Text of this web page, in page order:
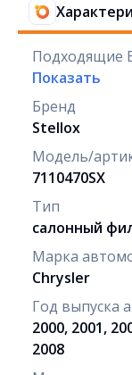
Подходящие
Показать
Бренд
Stellox
Модель/
7110470SX
Тип
салонный
Марка
Chrysler
Год выпуска
2000, 2001,
2008